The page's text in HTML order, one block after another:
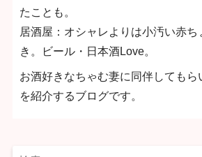
たことも。
居酒屋：オシャレよりは小汚い赤ち
き。ビール・日本酒Love。
お酒好きなちゃむ妻に同伴してもら
を紹介するブログです。